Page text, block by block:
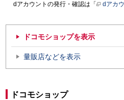
dアカウントの発行・確認は「
dアカ
ドコモショップを表示
量販店などを表示
ドコモショップ